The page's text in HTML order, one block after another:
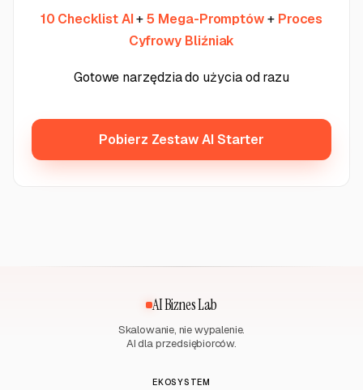
10 Checklist AI+5 Mega-Promptów+ Proces
Cyfrowy Bliźniak
Gotowe narzędzia do użycia od razu
Pobierz Zestaw AI Starter
AI Biznes Lab
Skalowanie, nie wypalenie.
AI dla przedsiębiorców.
EKOSYSTEM